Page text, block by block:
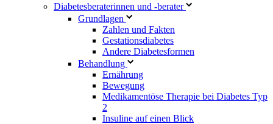
Diabetesberaterinnen und -berater
Grundlagen
Zahlen und Fakten
Gestationsdiabetes
Andere Diabetesformen
Behandlung
Ernährung
Bewegung
Medikamentöse Therapie bei Diabetes Typ
2
Insuline auf einen Blick